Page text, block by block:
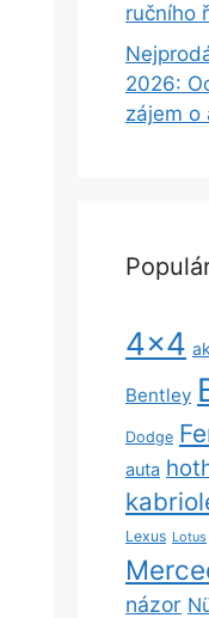
ručního
2026:
zájem o
4x4
Bentley
Dodge
auta
Lexus Lotus
názor